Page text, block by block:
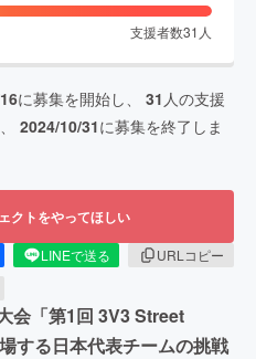
支援者数31 人
に募集を開始し、 31 人の支援
2024/10/31に募集を終了しま
クトをやってほしい
LINEで送る
URLコピー
会「第1回 3V3 Street
する日本代表チームの挑戦